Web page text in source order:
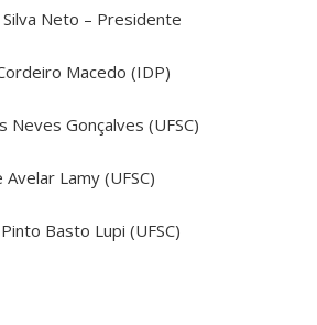
Neto – Presidente
Macedo (IDP)
Neves Gonçalves (UFSC)
Lamy (UFSC)
Basto Lupi (UFSC)